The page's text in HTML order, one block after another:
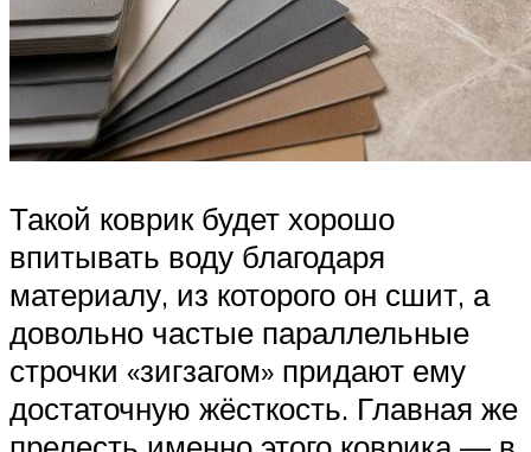
Такой коврик будет хорошо
впитывать воду благодаря
материалу, из которого он сшит, а
довольно частые параллельные
строчки «зигзагом» придают ему
достаточную жёсткость. Главная же